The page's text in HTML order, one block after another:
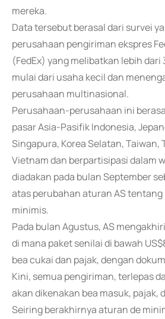
mereka.
Data tersebut berasal dari survei
perusahaan pengiriman ekspres
(FedEx) yang melibatkan lebih
mulai dari usaha kecil dan
perusahaan multinasional.
Perusahaan-perusahaan ini
pasar Asia-Pasifik Indonesia,
Singapura, Korea Selatan, Taiwan,
Vietnam dan berpartisipasi dalam
diadakan pada bulan September
atas perubahan aturan AS
minimis.
Pada bulan Agustus, AS
di mana paket senilai di bawah
bea cukai dan pajak, dengan
Kini, semua pengiriman, terlepas
akan dikenakan bea masuk, pajak,
Seiring berakhirnya aturan de